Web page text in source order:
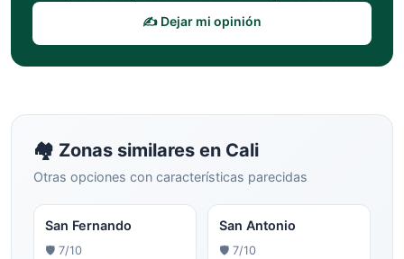
✍️ Dejar mi opinión
🏘️ Zonas similares en Cali
Otras opciones con características parecidas
San Fernando
🛡️ 7/10
San Antonio
🛡️ 7/10